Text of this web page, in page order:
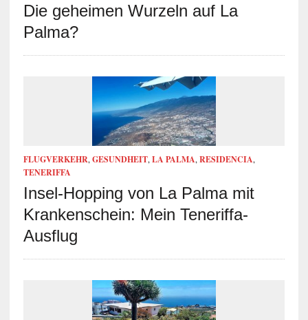
Die geheimen Wurzeln auf La
Palma?
FLUGVERKEHR,GESUNDHEIT,LA PALMA,RESIDENCIA,
TENERIFFA
Insel-Hopping von La Palma mit
Krankenschein: Mein Teneriffa-
Ausflug